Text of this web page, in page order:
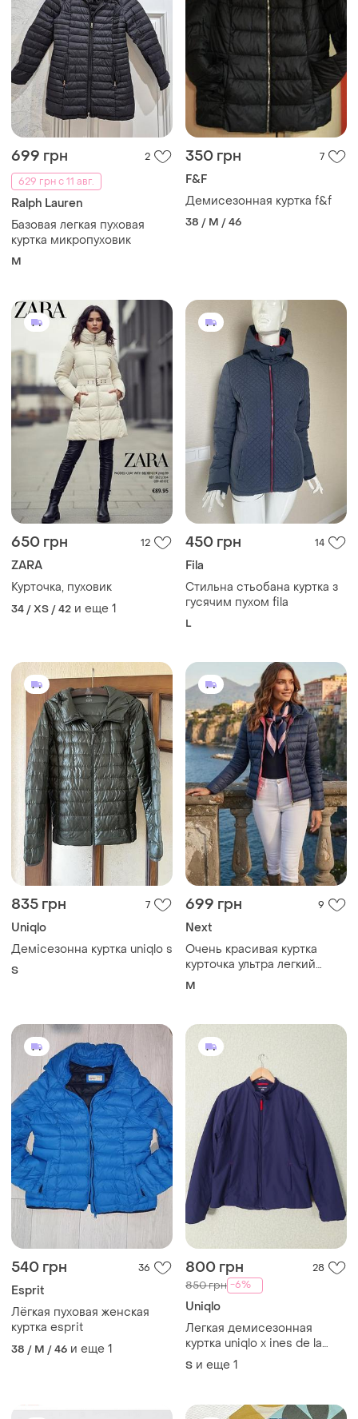
699 грн
2
629 грн с 11 авг.
Ralph Lauren
Базовая легкая пуховая
куртка микропуховик
M
350 грн 7
F&F
Демисезонная куртка f&f
38 / M / 46
650 грн 12
ZARA
Курточка, пуховик
34 / XS / 42 и еще 1
450 грн 14
Fila
Стильна стьобана куртка з
гусячим пухом fila
L
835 грн 7
Uniqlo
Демісезонна куртка uniqlo s
S
699 грн 9
Next
Очень красивая куртка
курточка ультра легкий
пуховик натур. пух next 12 р-
M
540 грн 36
Esprit
Лёгкая пуховая женская
куртка esprit
38 / M / 46 и еще 1
800 грн 28
850 грн -6%
Uniqlo
Легкая демисезонная
куртка uniqlo x ines de la
fressange.
S и еще 1